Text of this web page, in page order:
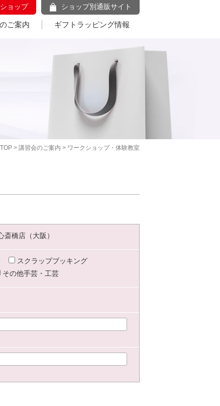
ョップ ショップ別通販サイト
ご案内 ギフトラッピング情報
TOP > 講習会のご案内 > ワークショップ・体験教室
斎橋店（大阪）
スクラップブッキング
その他手芸・工芸